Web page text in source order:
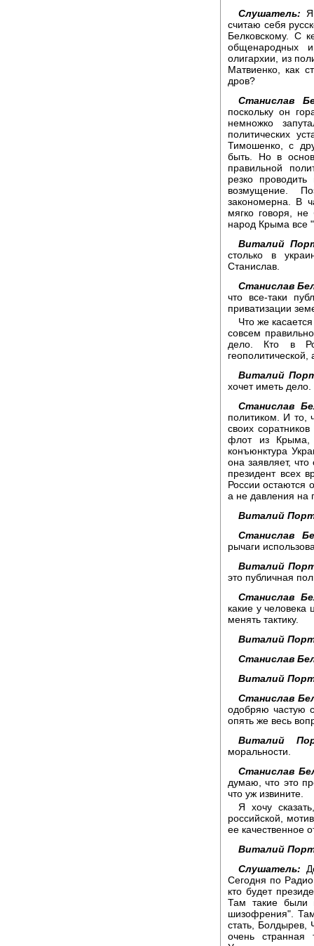
Слушатель: Я
считаю себя
Белковскому. С
общенародных
олигархии, из
Матвиенко, как
дров?
Станислав
поскольку он
немножко
политических
Тимошенко, с
быть. Но в
правильной
резко
возмущение.
закономерна. В
мягко говоря,
народ Крыма все
Виталий
столько в
Станислав.
Станислав
что все-таки
приватизации
Что же
совсем
дело. Кто в
Виталий
хочет иметь дело.
Станислав
политиком. И то,
своих
флот из Крыма,
конъюнктура
она заявляет,
президент всех
России остаются
а не давления на
Виталий
Станислав
рычаги
Виталий
это публичная
Станислав
какие у
менять тактику.
Виталий
Станислав
Виталий
Станислав
одобряю частую
опять же весь
Виталий
моральности.
Станислав
думаю, что это
что уж извините.
Я хочу
российской,
ее качественное
Виталий
Слушатель:
Сегодня по
кто будет
Там такие были
шизофрения".
стать, Болдырев,
очень странная